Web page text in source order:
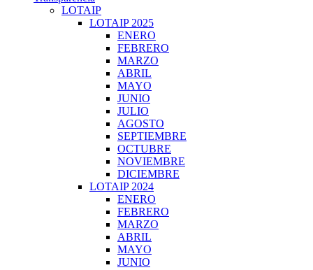
LOTAIP
LOTAIP 2025
ENERO
FEBRERO
MARZO
ABRIL
MAYO
JUNIO
JULIO
AGOSTO
SEPTIEMBRE
OCTUBRE
NOVIEMBRE
DICIEMBRE
LOTAIP 2024
ENERO
FEBRERO
MARZO
ABRIL
MAYO
JUNIO